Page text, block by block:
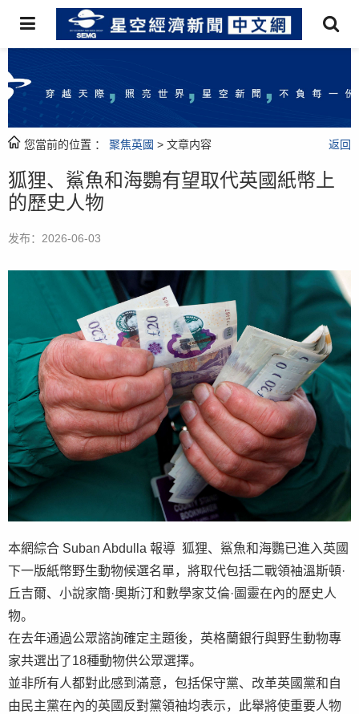
您當前的位置 ： 聚焦英國 > 文章内容 返回
狐狸、鯊魚和海鸚有望取代英國紙幣上
的歷史人物
发布：2026-06-03
本網綜合 Suban Abdulla 報導 狐狸、鯊魚和海鸚已進入英國
下一版紙幣野生動物候選名單，將取代包括二戰領袖溫斯頓·
丘吉爾、小說家簡·奧斯汀和數學家艾倫·圖靈在內的歷史人
物。
在去年通過公眾諮詢確定主題後，英格蘭銀行與野生動物專
家共選出了18種動物供公眾選擇。
並非所有人都對此感到滿意，包括保守黨、改革英國黨和自
由民主黨在內的英國反對黨領袖均表示，此舉將使重要人物